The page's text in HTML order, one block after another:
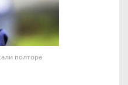
полтора